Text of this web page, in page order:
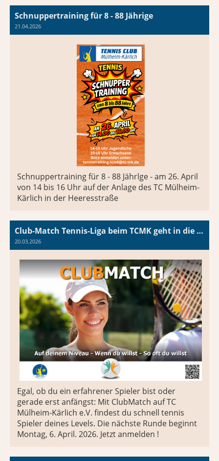
Schnuppertraining für 8 - 88 Jährige
21.04.2026
Schnuppertraining für 8 - 88 Jährlge - am 26. April
von 14 bis 16 Uhr auf der Anlage des TC Mülheim-
Kärlich in der Heeresstraße
Club-Match Tennis-Liga beim TCMK geht in die zweite Runde
20.03.2026
Egal, ob du ein erfahrener Spieler bist oder
gerade erst anfängst: Mit ClubMatch auf TC
Mülheim-Kärlich e.V. findest du schnell tennis
Spieler deines Levels. Die nächste Runde beginnt
Montag, 6. April. 2026. Jetzt anmelden !